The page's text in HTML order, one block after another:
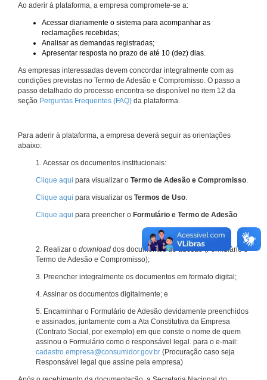
Ao aderir à plataforma, a empresa compromete-se a:
Acessar diariamente o sistema para acompanhar as
reclamações recebidas;
Analisar as demandas registradas;
Apresentar resposta no prazo de até 10 (dez) dias.
As empresas interessadas devem concordar integralmente com as
condições previstas no Termo de Adesão e Compromisso. O passo a
passo detalhado do processo encontra-se disponível no item 12 da
seção Perguntas Frequentes (FAQ) da plataforma.
Para aderir à plataforma, a empresa deverá seguir as orientações
abaixo:
1. Acessar os documentos institucionais:
Clique aqui para visualizar o Termo de Adesão e Compromisso.
Clique aqui para visualizar os Termos de Uso.
Clique aqui para preencher o Formulário e Termo de Adesão
2. Realizar o download dos documentos de adesão (Formulário e
Termo de Adesão e Compromisso);
3. Preencher integralmente os documentos em formato digital;
4. Assinar os documentos digitalmente; e
5. Encaminhar o Formulário de Adesão devidamente preenchidos
e assinados, juntamente com a Ata Constitutiva da Empresa
(Contrato Social, por exemplo) em que conste o nome de quem
assinou o Formulário como o responsável legal. para o e-mail:
cadastro.empresa@consumidor.gov.br (Procuração caso seja
Responsável legal que assine pela empresa)